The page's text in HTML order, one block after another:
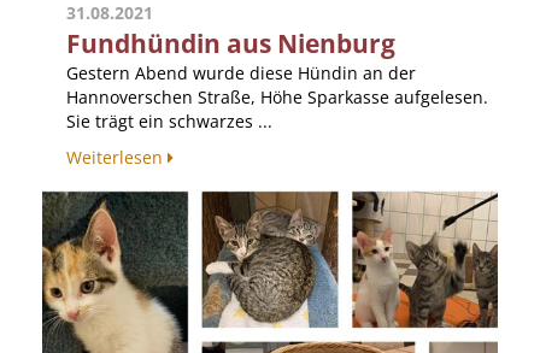
31.08.2021
Fundhündin aus Nienburg
Gestern Abend wurde diese Hündin an der
Hannoverschen Straße, Höhe Sparkasse aufgelesen.
Sie trägt ein schwarzes ...
Weiterlesen